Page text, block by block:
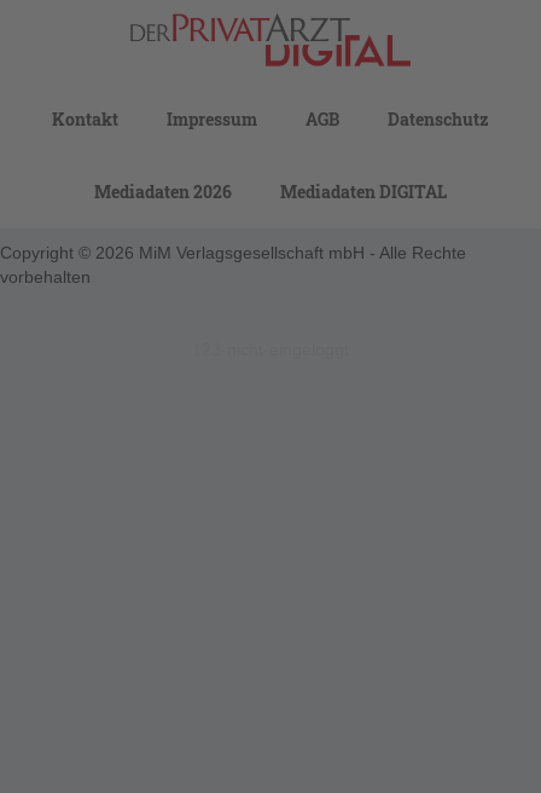
Kontakt Impressum AGB Datenschutz
Mediadaten 2026 Mediadaten DIGITAL
Copyright © 2026 MiM Verlagsgesellschaft mbH - Alle Rechte
vorbehalten